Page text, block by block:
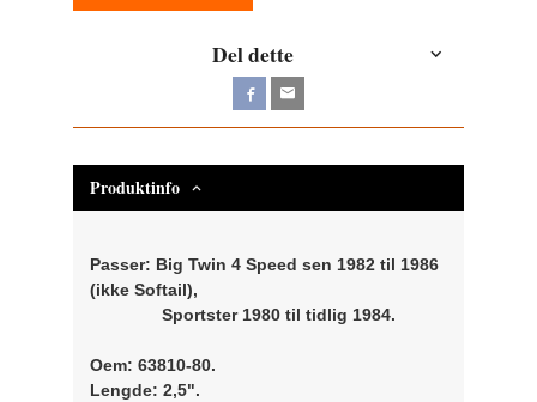
Del dette
Produktinfo
Passer: Big Twin 4 Speed sen 1982 til 1986
(ikke Softail),
Sportster 1980 til tidlig 1984.
Oem: 63810-80.
Lengde: 2,5".